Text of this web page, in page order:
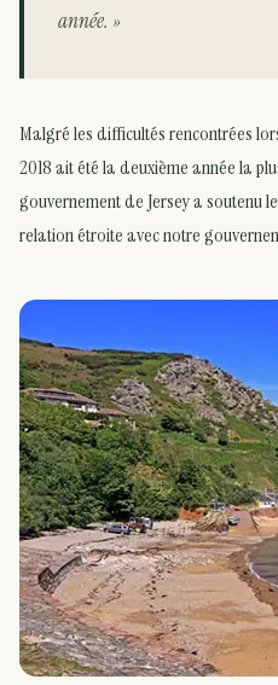
année. »
Malgré les difficultés rencontrées
2018 ait été la deuxième année la
gouvernement de Jersey a soutenu
relation étroite avec notre